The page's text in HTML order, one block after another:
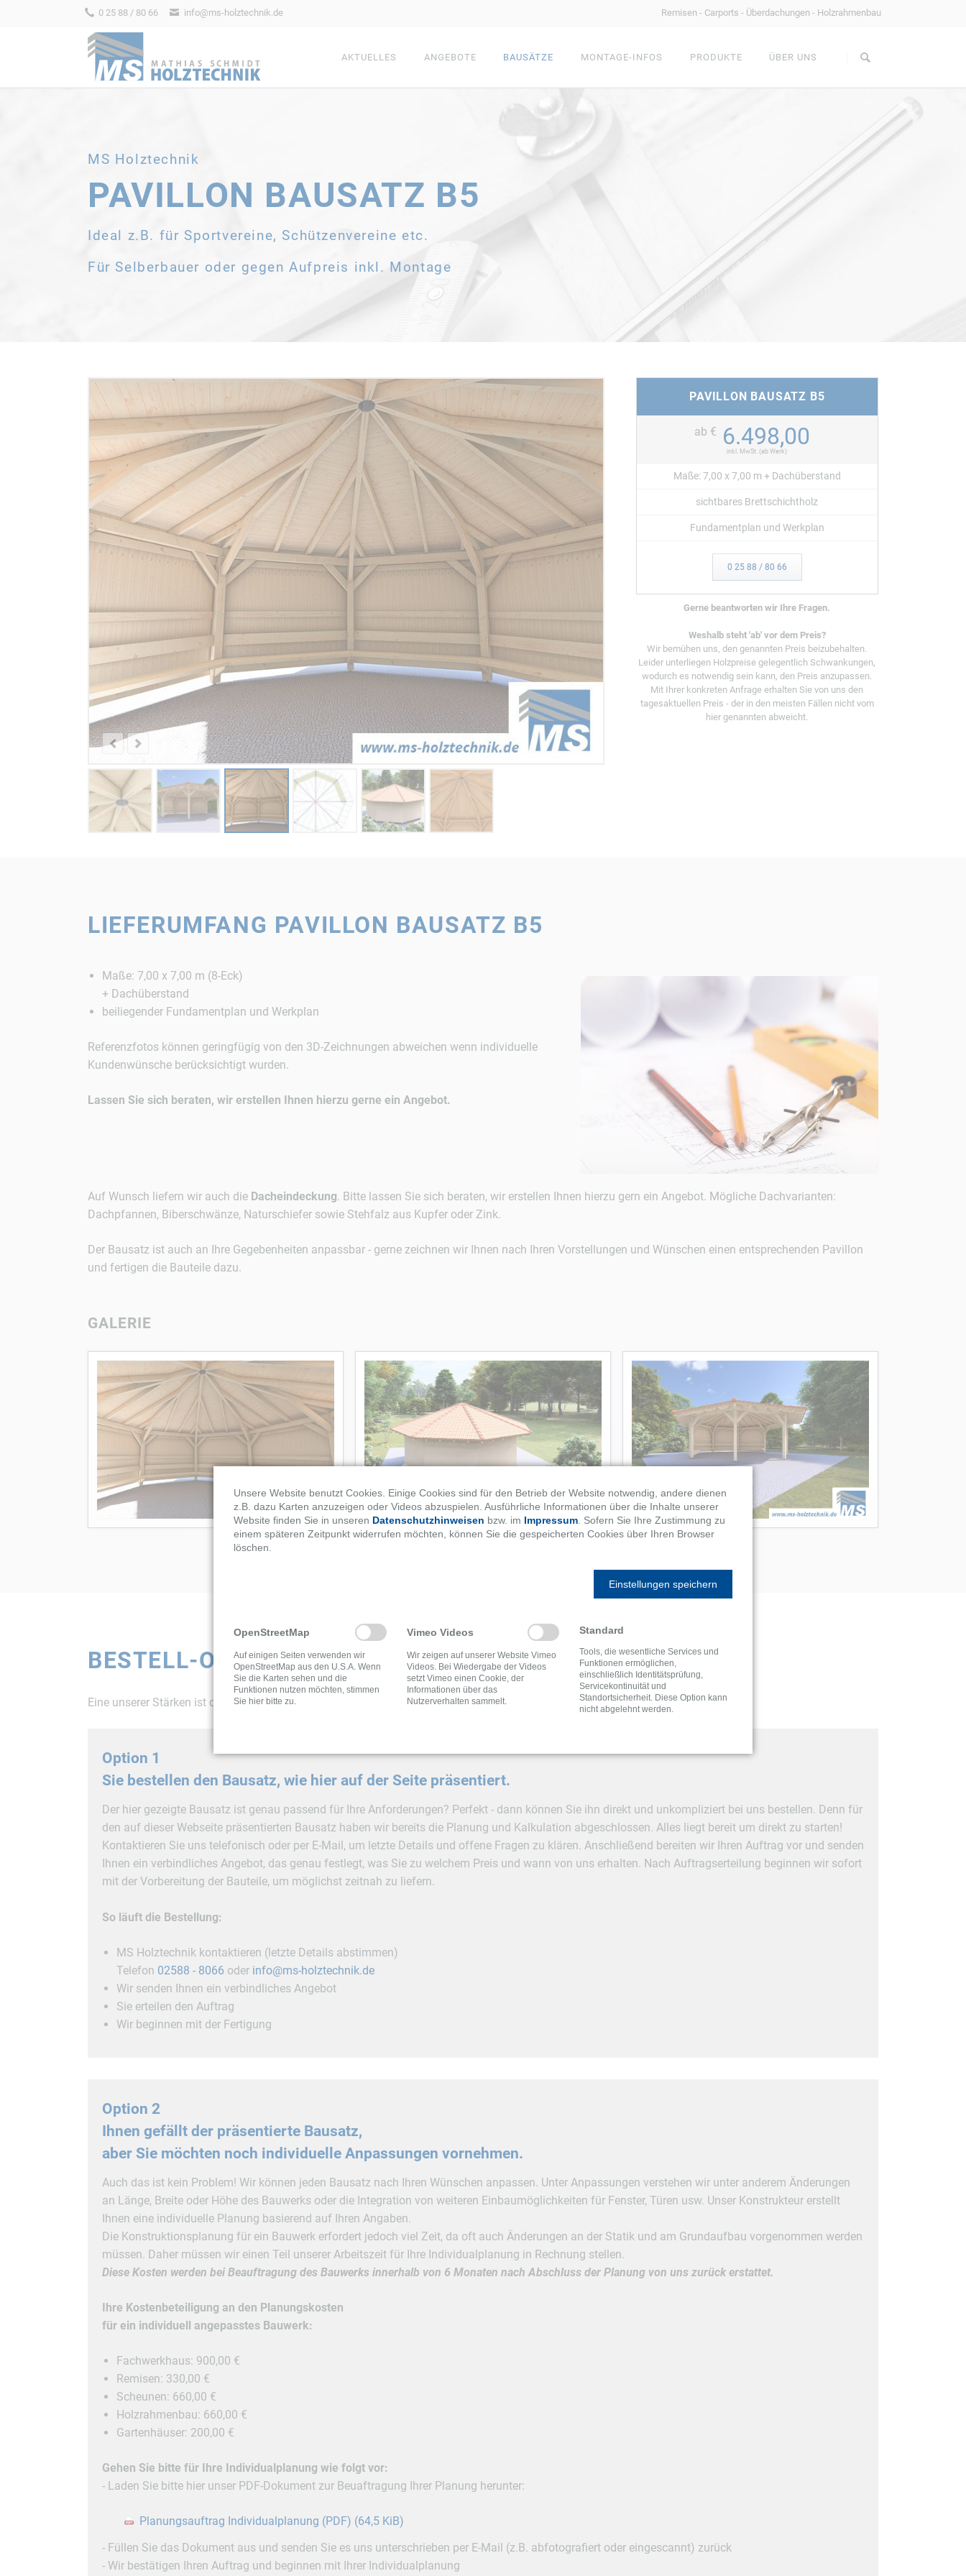
0 25 88 / 80 66 info@ms-holztechnik.de Remisen - Carports - Überdachungen - Holzrahmenbau
überspringen
AKTUELLES ANGEBOTE BAUSÄTZE
ALLE BAUSÄTZE ALLE BAUSÄTZE ALLE BAUSÄTZE
ALLE BAUSÄTZE ALLE BAUSÄTZE
TERRASSENDÄCHER
ALLE BAUSÄTZE
GARTENHÄUSER
ALLE BAUSÄTZE ALLE BAUSÄTZE
ALLE BAUSÄTZE
MONTAGE-INFOS PRODUKTE
Gartenpavillons
Haustürüberdachungen
ÜBER UNS
MS Holztechnik
PAVILLON BAUSATZ B5
Ideal z.B. für Sportvereine, Schützenvereine etc.
Für Selberbauer oder gegen Aufpreis inkl. Montage
PAVILLON BAUSATZ B5
ab € 6.498,00
inkl. MwSt. (ab Werk)
Maße: 7,00 x 7,00 m + Dachüberstand
sichtbares Brettschichtholz
Fundamentplan und Werkplan
0 25 88 / 80 66
Gerne beantworten wir Ihre Fragen.
Weshalb steht 'ab' vor dem Preis?
Wir bemühen uns, den genannten Preis beizubehalten.
Leider unterliegen Holzpreise gelegentlich Schwankungen,
wodurch es notwendig sein kann, den Preis anzupassen.
Mit Ihrer konkreten Anfrage erhalten Sie von uns den
tagesaktuellen Preis - der in den meisten Fällen nicht vom
hier genannten abweicht.
LIEFERUMFANG PAVILLON BAUSATZ B5
Maße: 7,00 x 7,00 m (8-Eck)
+ Dachüberstand
beiliegender Fundamentplan und Werkplan
Referenzfotos können geringfügig von den 3D-Zeichnungen abweichen wenn individuelle
Kundenwünsche berücksichtigt wurden.
Lassen Sie sich beraten, wir erstellen Ihnen hierzu gerne ein Angebot.
Auf Wunsch liefern wir auch die Dacheindeckung. Bitte lassen Sie sich beraten, wir erstellen Ihnen hierzu gern ein Angebot. Mögliche Dachvarianten:
Dachpfannen, Biberschwänze, Naturschiefer sowie Stehfalz aus Kupfer oder Zink.
Der Bausatz ist auch an Ihre Gegebenheiten anpassbar - gerne zeichnen wir Ihnen nach Ihren Vorstellungen und Wünschen einen entsprechenden Pavillon
und fertigen die Bauteile dazu.
GALERIE
BESTELL-OPTIONEN
Eine unserer Stärken ist die Individualität. Deshalb gibt es nun zwei Möglichkeitenfür Sie Ihr geplantes Bauvorhaben zu realisieren:
Option 1
Sie bestellen den Bausatz, wie hier auf der Seite präsentiert.
Der hier gezeigte Bausatz ist genau passend für Ihre Anforderungen? Perfekt - dann können Sie ihn direkt und unkompliziert bei uns bestellen. Denn für
den auf dieser Webseite präsentierten Bausatz haben wir bereits die Planung und Kalkulation abgeschlossen. Alles liegt bereit um direkt zu starten!
Kontaktieren Sie uns telefonisch oder per E-Mail, um letzte Details und offene Fragen zu klären. Anschließend bereiten wir Ihren Auftrag vor und senden
Ihnen ein verbindliches Angebot, das genau festlegt, was Sie zu welchem Preis und wann von uns erhalten. Nach Auftragserteilung beginnen wir sofort
mit der Vorbereitung der Bauteile, um möglichst zeitnah zu liefern.
So läuft die Bestellung:
MS Holztechnik kontaktieren (letzte Details abstimmen)
Telefon 02588 - 8066 oder info@ms-holztechnik.de
Wir senden Ihnen ein verbindliches Angebot
Sie erteilen den Auftrag
Wir beginnen mit der Fertigung
Option 2
Ihnen gefällt der präsentierte Bausatz,
aber Sie möchten noch individuelle Anpassungen vornehmen.
Auch das ist kein Problem! Wir können jeden Bausatz nach Ihren Wünschen anpassen. Unter Anpassungen verstehen wir unter anderem Änderungen
an Länge, Breite oder Höhe des Bauwerks oder die Integration von weiteren Einbaumöglichkeiten für Fenster, Türen usw. Unser Konstrukteur erstellt
Ihnen eine individuelle Planung basierend auf Ihren Angaben.
Die Konstruktionsplanung für ein Bauwerk erfordert jedoch viel Zeit, da oft auch Änderungen an der Statik und am Grundaufbau vorgenommen werden
müssen. Daher müssen wir einen Teil unserer Arbeitszeit für Ihre Individualplanung in Rechnung stellen.
Diese Kosten werden bei Beauftragung des Bauwerks innerhalb von 6 Monaten nach Abschluss der Planung von uns zurück erstattet.
Ihre Kostenbeteiligung an den Planungskosten
für ein individuell angepasstes Bauwerk:
Fachwerkhaus: 900,00 €
Remisen: 330,00 €
Scheunen: 660,00 €
Holzrahmenbau: 660,00 €
Gartenhäuser: 200,00 €
Gehen Sie bitte für Ihre Individualplanung wie folgt vor:
- Laden Sie bitte hier unser PDF-Dokument zur Beuaftragung Ihrer Planung herunter:
Planungsauftrag Individualplanung (PDF) (64,5 KiB)
- Füllen Sie das Dokument aus und senden Sie es uns unterschrieben per E-Mail (z.B. abfotografiert oder eingescannt) zurück
- Wir bestätigen Ihren Auftrag und beginnen mit Ihrer Individualplanung
Unsere Website benutzt Cookies. Einige Cookies sind für den Betrieb der Website notwendig, andere dienen
z.B. dazu Karten anzuzeigen oder Videos abzuspielen. Ausführliche Informationen über die Inhalte unserer
Website finden Sie in unseren Datenschutzhinweisen bzw. im Impressum . Sofern Sie Ihre Zustimmung zu
einem späteren Zeitpunkt widerrufen möchten, können Sie die gespeicherten Cookies über Ihren Browser
löschen.
Einstellungen speichern
OpenStreetMap
Auf einigen Seiten verwenden wir
OpenStreetMap aus den U.S.A. Wenn
Sie die Karten sehen und die
Funktionen nutzen möchten, stimmen
Sie hier bitte zu.
Vimeo Videos
Wir zeigen auf unserer Website Vimeo
Videos. Bei Wiedergabe der Videos
setzt Vimeo einen Cookie, der
Informationen über das
Nutzerverhalten sammelt.
Standard
Tools, die wesentliche Services und
Funktionen ermöglichen,
einschließlich Identitätsprüfung,
Servicekontinuität und
Standortsicherheit. Diese Option kann
nicht abgelehnt werden.